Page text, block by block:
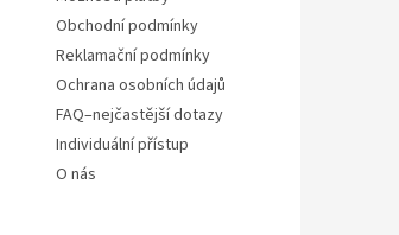
Obchodní podmínky
Reklamační podmínky
Ochrana osobních údajů
FAQ–nejčastější dotazy
Individuální přístup
O nás